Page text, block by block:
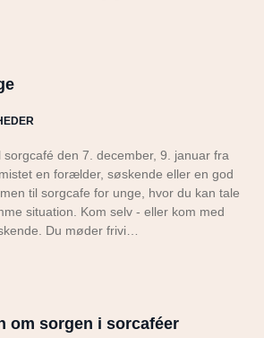
den 7. december, 9. januar fra
en forælder, søskende eller en god
til sorgcafe for unge, hvor du kan tale
situation. Kom selv - eller kom med
Du møder frivi…
om sorgen i sorcaféer